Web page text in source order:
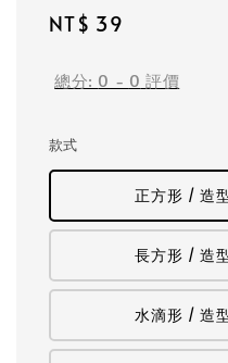
Regular
NT$ 39
總分: 0 - 0 評價
款式
正方形 / 造
長方形 / 造
水滴形 / 造